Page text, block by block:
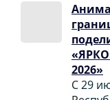
2026»
С 29